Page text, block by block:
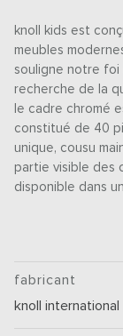
knoll kids est
meubles
souligne notre
recherche de la
le cadre chromé
constitué de 40
unique, cousu
partie visible des
disponible dans
fabricant
knoll international